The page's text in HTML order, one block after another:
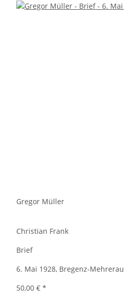
Gregor Müller
Christian Frank
Brief
6. Mai 1928, Bregenz-Mehrerau
50,00 € *